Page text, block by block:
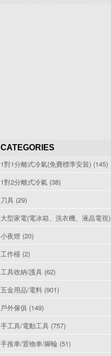
CATEGORIES
1對1分離式冷氣(免費標準安裝) (145)
1對2分離式冷氣 (38)
刀具 (29)
大型家電(電冰箱、洗衣機、液晶電視)
小夜燈 (20)
工作檯 (2)
工具收納/護具 (62)
五金用品/電料 (901)
戶外傢俱 (149)
手工具/電動工具 (757)
手推車/置物車/腳輪 (51)